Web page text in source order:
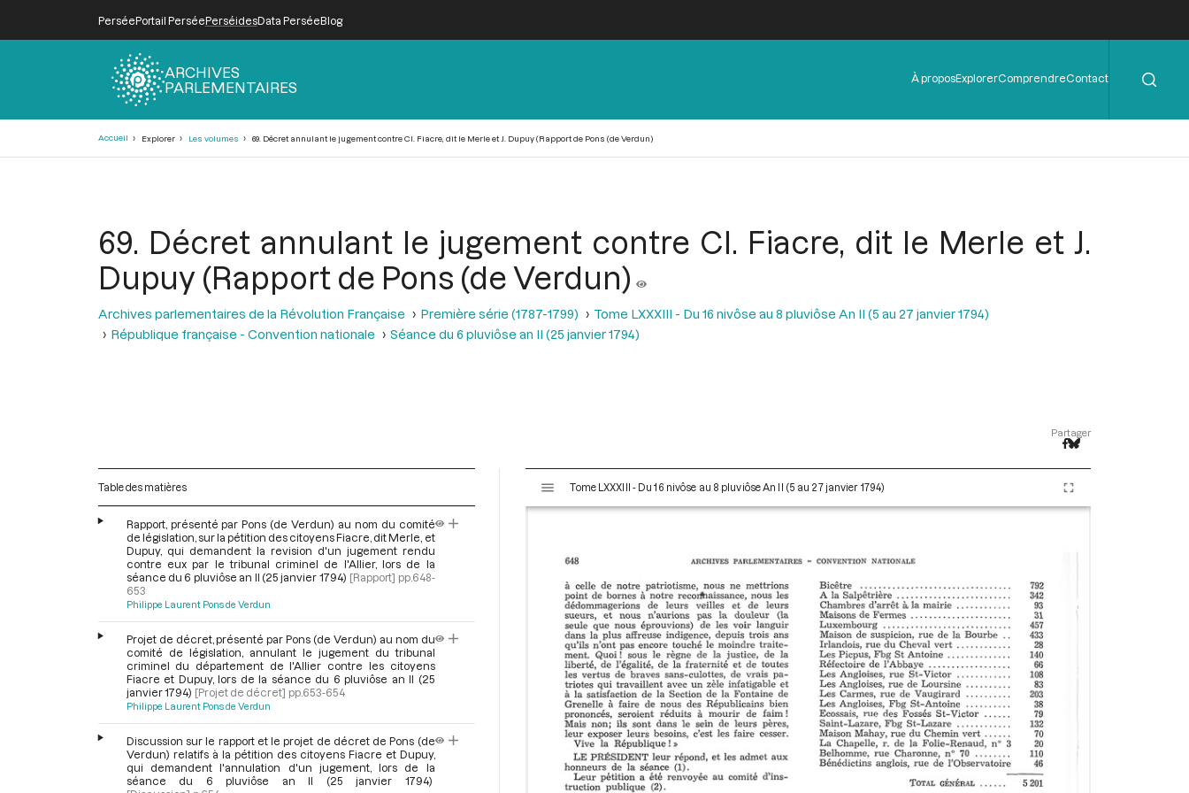
PerséePortail PerséePerséidesData PerséeBlog
ARCHIVES
PARLEMENTAIRES
Menu
de
À proposExplorerComprendreContact
Accueil Explorer Les volumes 69. Décret annulant le jugement contre Cl. Fiacre, dit le Merle et J. Dupuy (Rapport de Pons (de Verdun)
69. Décret annulant le jugement contre Cl. Fiacre, dit le Merle et J.
Dupuy (Rapport de Pons (de Verdun)
Archives parlementaires de la Révolution Française Première série (1787-1799)
Tome LXXXIII - Du 16 nivôse au 8 pluviôse An II (5 au 27 janvier 1794)
République française - Convention nationale
Séance du 6 pluviôse an II (25 janvier 1794)
Partager
Table des matières
Rapport, présenté par Pons (de Verdun) au nom du comité
de législation, sur la pétition des citoyens Fiacre, dit Merle, et
Dupuy, qui demandent la revision d'un jugement rendu
contre eux par le tribunal criminel de l'Allier, lors de la
séance du 6 pluviôse an II (25 janvier 1794) [Rapport] pp.648-
653
Philippe Laurent Pons de Verdun
Projet de décret, présenté par Pons (de Verdun) au nom du
comité de législation, annulant le jugement du tribunal
criminel du département de l'Allier contre les citoyens
Fiacre et Dupuy, lors de la séance du 6 pluviôse an II (25
janvier 1794) [Projet de décret] pp.653-654
Philippe Laurent Pons de Verdun
Discussion sur le rapport et le projet de décret de Pons (de
Verdun) relatifs à la pétition des citoyens Fiacre et Dupuy,
qui demandent l'annulation d'un jugement, lors de la
séance du 6 pluviôse an II (25 janvier 1794)
s
Tome LXXXIII - Du 16 nivôse au 8 pluviôse An II (5 au 27 janvier 1794)